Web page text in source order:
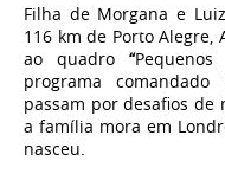
Filha de Morgana e
116 km de Porto
ao quadro “
programa
passam por desafios de
a família mora em
nasceu.